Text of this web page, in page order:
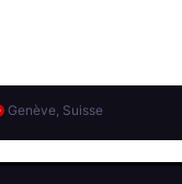
Genève, Suisse